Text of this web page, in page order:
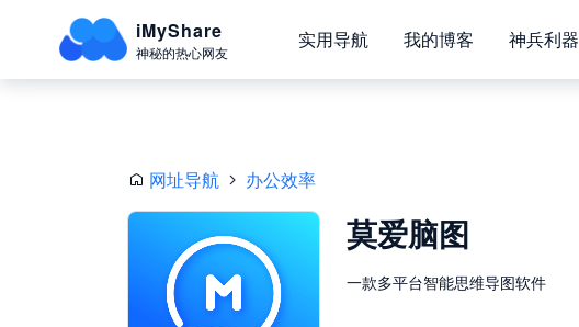
iMyShare
神秘的热心网友
实用导航 我的博客 神兵利器
网址导航 办公效率
莫爱脑图
一款多平台智能思维导图软件